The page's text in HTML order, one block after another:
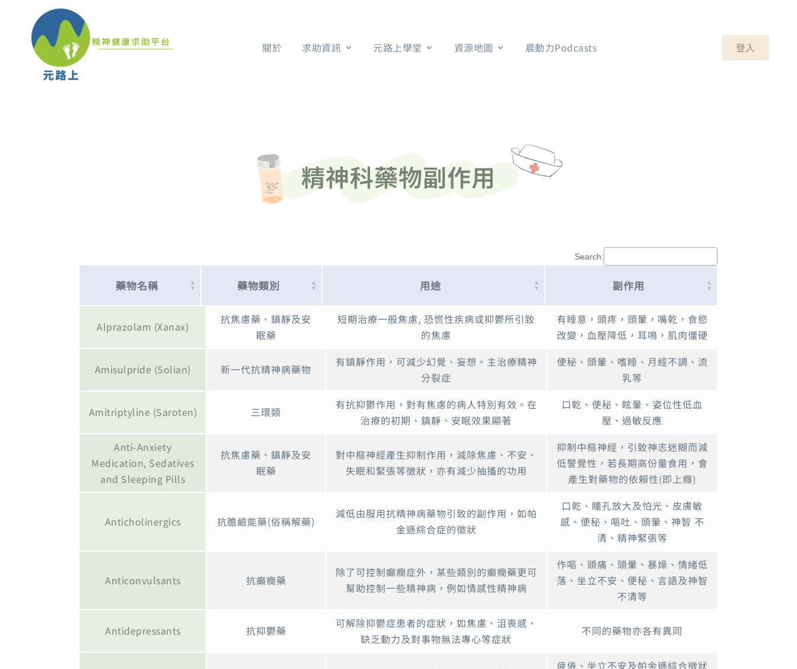
關於 求助資訊 元路上學堂 資源地圖 晨動力Podcasts 登入
精神科藥物副作用
Search:
藥物名稱 藥物類別 用途
副作用
藥物類別 用途 副作用
Alprazolam (Xanax)
抗焦慮藥、鎮靜及安
眠藥
短期治療一般焦慮, 恐慌性疾病或抑鬱所引致
的焦慮
有睡意，頭疼，頭暈，嘴乾，食慾
改變，血壓降低，耳鳴，肌肉僵硬
Amisulpride (Solian) 新一代抗精神病藥物
有鎮靜作用，可減少幻覺、妄想。主治療精神
分裂症
便秘、頭暈、嗜睡、月經不調、流
乳等
Amitriptyline (Saroten) 三環類
有抗抑鬱作用，對有焦慮的病人特別有效。在
治療的初期、鎮靜、安眠效果顯著
口乾、便秘、眩暈、姿位性低血
壓、過敏反應
Anti-Anxiety
Medication, Sedatives
and Sleeping Pills
抗焦慮藥、鎮靜及安
眠藥
對中樞神經產生抑制作用，減除焦慮、不安、
失眠和緊張等徵狀，亦有減少抽搐的功用
抑制中樞神經，引致神志迷糊而減
低警覺性，若長期高份量食用，會
產生對藥物的依賴性(即上癮)
Anticholinergics 抗膽鹼能藥(俗稱解藥)
減低由服用抗精神病藥物引致的副作用，如帕
金遜綜合症的徵狀
口乾、瞳孔放大及怕光、皮膚敏
感、便秘、嘔吐、頭暈、神智 不
清、精神緊張等
Anticonvulsants 抗癲癇藥
除了可控制癲癇症外，某些類別的癲癇藥更可
幫助控制一些精神病，例如情感性精神病
作嘔、頭痛、頭暈、暴燥、情緒低
落、坐立不安、便秘、言語及神智
不清等
Antidepressants 抗抑鬱藥
可解除抑鬱症患者的症狀，如焦慮、沮喪感、
缺乏動力及對事物無法專心等症狀
不同的藥物亦各有異同
疲倦、坐立不安及帕金遜綜合徵狀